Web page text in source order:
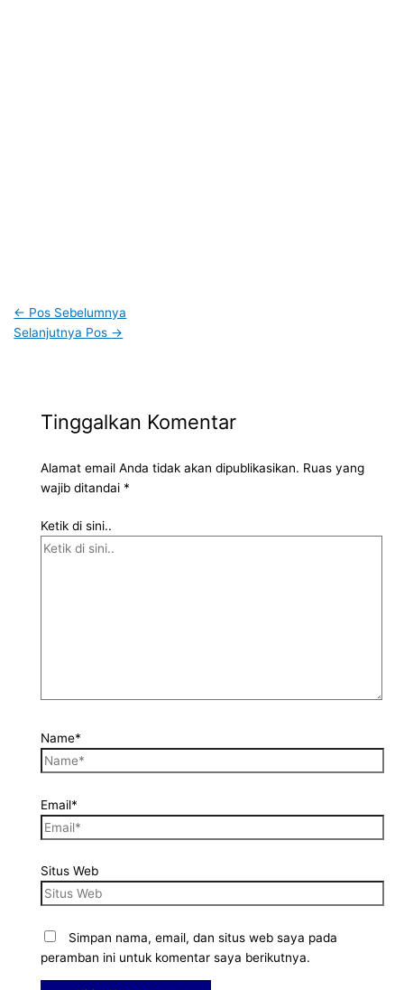
← Pos Sebelumnya
Selanjutnya Pos →
Tinggalkan Komentar
Alamat email Anda tidak akan dipublikasikan. Ruas yang
wajib ditandai *
Ketik di sini..
Name*
Email*
Situs Web
Simpan nama, email, dan situs web saya pada
peramban ini untuk komentar saya berikutnya.